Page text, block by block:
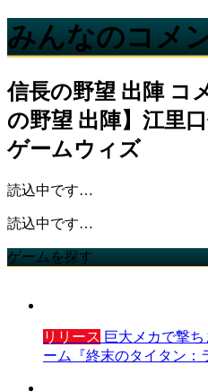
みんなのコメ
信長の野望 出陣 コ
の野望 出陣】江里
ゲームウィズ
読込中です…
読込中です…
ゲームを探す
リリース 巨大メカで撃
ーム『終末のタイタン：